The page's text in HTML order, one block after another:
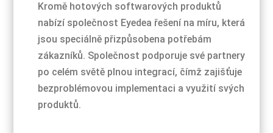
Kromě hotových softwarových produktů
nabízí společnost Eyedea řešení na míru, která
jsou speciálně přizpůsobena potřebám
zákazníků. Společnost podporuje své partnery
po celém světě plnou integrací, čímž zajišťuje
bezproblémovou implementaci a využití svých
produktů.